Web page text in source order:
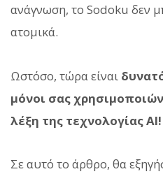
ανάγνωση, το Sodoku δεν
ατομικά.
Ωστόσο, τώρα είναι
μόνοι σας
λέξη της τεχνολογίας AI!
Σε αυτό το άρθρο, θα